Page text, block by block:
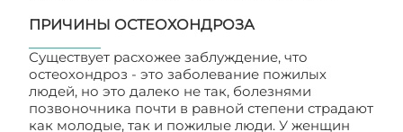
ПРИЧИНЫ ОСТЕОХОНДРОЗА
Существует расхожее заблуждение, что
остеохондроз - это заболевание пожилых
людей, но это далеко не так, болезнями
позвоночника почти в равной степени страдают
как молодые, так и пожилые люди. У женщин